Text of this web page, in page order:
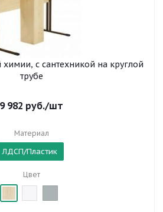
с сантехникой на круглой
трубе
9 982 руб./шт
Материал
ЛДСП/Пластик
Цвет